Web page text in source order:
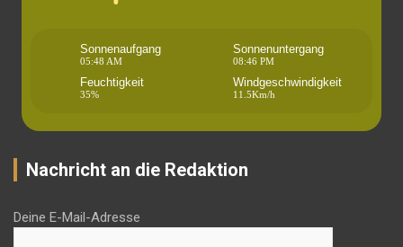
Sonnenaufgang
05:48 AM
Sonnenuntergang
08:46 PM
Feuchtigkeit
35%
Windgeschwindigkeit
11.5Km/h
Nachricht an die Redaktion
Deine E-Mail-Adresse